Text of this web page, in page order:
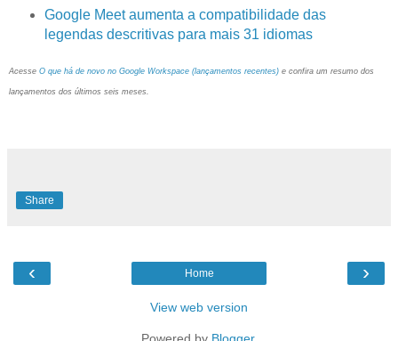
Google Meet aumenta a compatibilidade das
legendas descritivas para mais 31 idiomas
Acesse O que há de novo no Google Workspace (lançamentos recentes) e confira um resumo dos
lançamentos dos últimos seis meses.
Share
‹ ›
Home
View web version